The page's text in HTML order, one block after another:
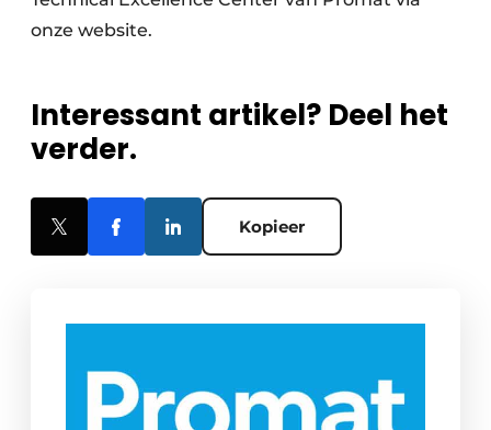
onze website.
Interessant artikel? Deel het
verder.
Kopieer